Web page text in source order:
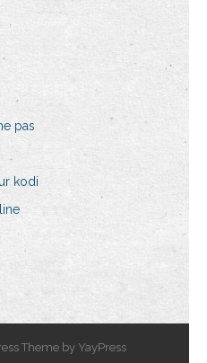
pas
kodi
Theme by YayPress